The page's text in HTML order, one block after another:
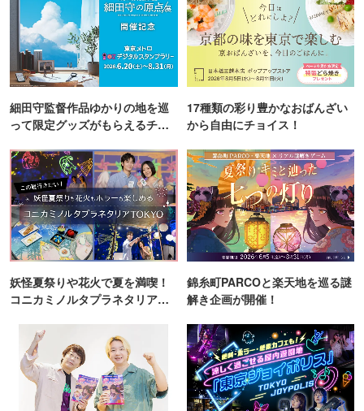
細田守監督作品ゆかりの地を巡
って限定グッズがもらえるチャ
17種類の彩り豊かなおばんざい
から自由にチョイス！
妖怪夏祭りや花火で夏を満喫！
コニカミノルタプラネタリア
錦糸町PARCOと楽天地を巡る謎
解き企画が開催！